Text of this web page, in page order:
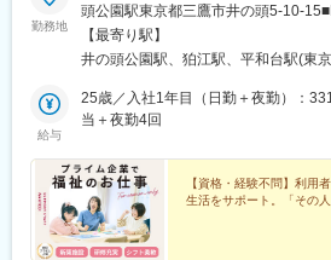
勤務地
頭公園駅東京都三鷹市井の頭
和泉／狛江駅東京都狛江市中和泉3丁
OPEN■LITALICOレジデンス練馬平和
西永福駅・永福町駅東京都杉並区松
練馬平和台・杉並松の木開設前に入所
公園、狛江中和泉から徒歩10分程度
考時に相談のうえ決定いたします。強
安心ください。◎また、ご希望に応じ
とも可能です。 「一つの拠点だけで
利用者さまや職員と関わりながら成長
【最寄り駅】
井の頭公園駅、狛江駅、平和台駅(東
給与
25歳／入社1年目（日勤＋夜勤）：
当＋夜勤4回
【資格・経験不問】利用
生活をサポート。「その